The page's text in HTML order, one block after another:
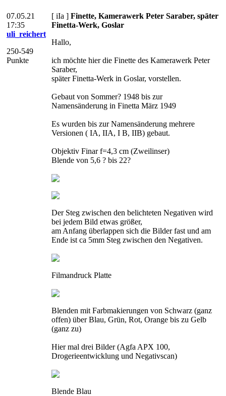
07.05.21
17:35
uli_reichert
250-549
Punkte
[ iIa ] Finette, Kamerawerk Peter Saraber, später
Finetta-Werk, Goslar
Hallo,
ich möchte hier die Finette des Kamerawerk Peter
Saraber,
später Finetta-Werk in Goslar, vorstellen.
Gebaut von Sommer? 1948 bis zur
Namensänderung in Finetta März 1949
Es wurden bis zur Namensänderung mehrere
Versionen ( IA, IIA, I B, IIB) gebaut.
Objektiv Finar f=4,3 cm (Zweilinser)
Blende von 5,6 ? bis 22?
Der Steg zwischen den belichteten Negativen wird
bei jedem Bild etwas größer,
am Anfang überlappen sich die Bilder fast und am
Ende ist ca 5mm Steg zwischen den Negativen.
Filmandruck Platte
Blenden mit Farbmakierungen von Schwarz (ganz
offen) über Blau, Grün, Rot, Orange bis zu Gelb
(ganz zu)
Hier mal drei Bilder (Agfa APX 100,
Drogerieentwicklung und Negativscan)
Blende Blau